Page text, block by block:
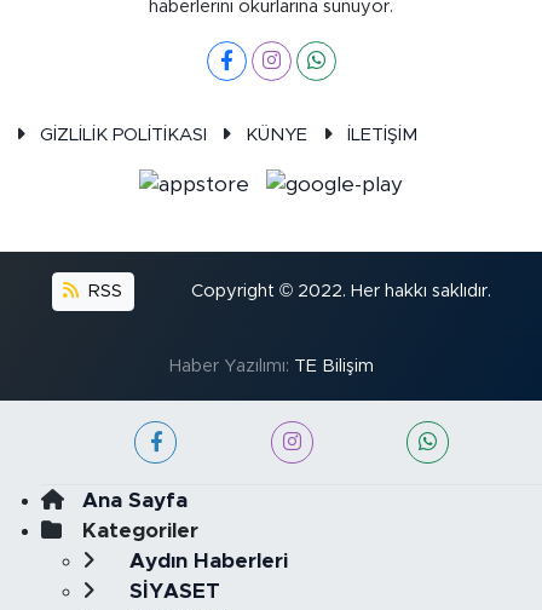
haberlerini okurlarına sunuyor.
GİZLİLİK POLİTİKASI KÜNYE İLETİŞİM
RSS Copyright © 2022. Her hakkı saklıdır.
Haber Yazılımı: TE Bilişim
Ana Sayfa
Kategoriler
Aydın Haberleri
SİYASET